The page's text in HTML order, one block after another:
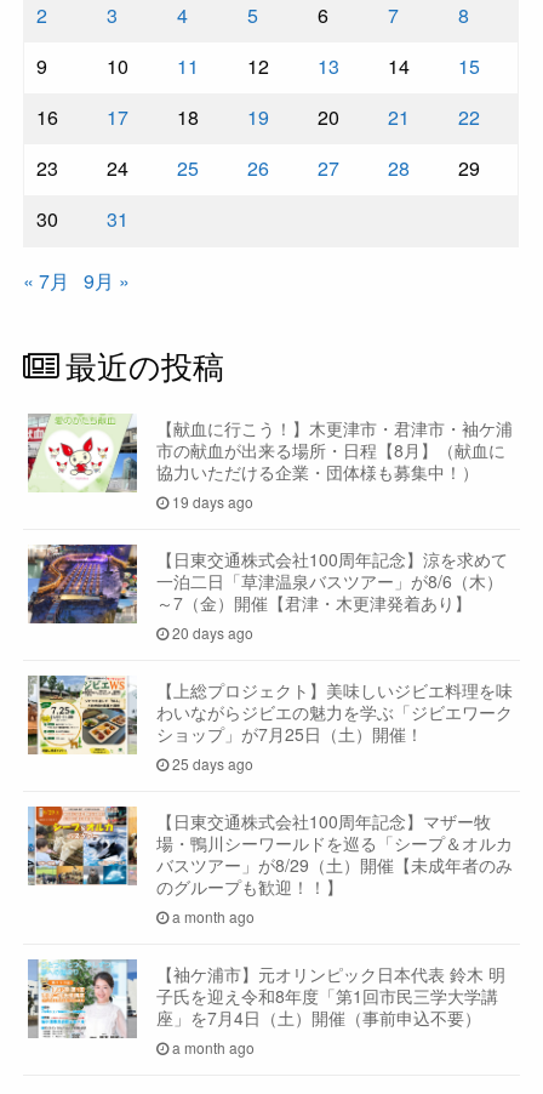
2
3 4 5 6 7
8
9
10 11 12 13 14
15
16
17 18 19 20 21
22
23
24 25 26 27 28
29
30
31
« 7月 9月 »
最近の投稿
【献血に行こう！】木更津市・君津市・袖ケ浦
市の献血が出来る場所・日程【8月】（献血に
協力いただける企業・団体様も募集中！）
19 days ago
【日東交通株式会社100周年記念】涼を求めて
一泊二日「草津温泉バスツアー」が8/6（木）
～7（金）開催【君津・木更津発着あり】
20 days ago
【上総プロジェクト】美味しいジビエ料理を味
わいながらジビエの魅力を学ぶ「ジビエワーク
ショップ」が7月25日（土）開催！
25 days ago
【日東交通株式会社100周年記念】マザー牧
場・鴨川シーワールドを巡る「シープ＆オルカ
バスツアー」が8/29（土）開催【未成年者のみ
のグループも歓迎！！】
a month ago
【袖ケ浦市】元オリンピック日本代表 鈴木 明
子氏を迎え令和8年度「第1回市民三学大学講
座」を7月4日（土）開催（事前申込不要）
a month ago